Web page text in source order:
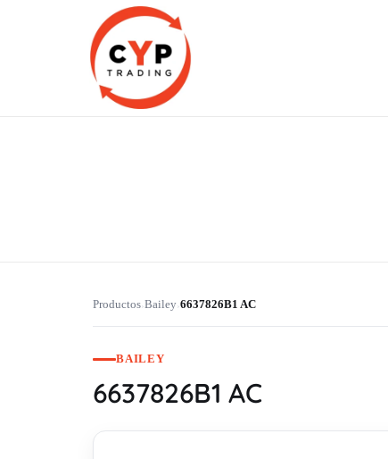
Productos›Bailey›6637826B1 AC
BAILEY
6637826B1 AC